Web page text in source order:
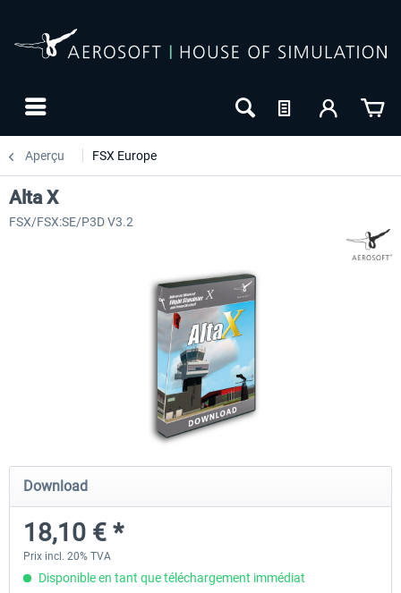
Aperçu FSX Europe
Mega Airport Frankfurt V2.0
30,20 € *
Mega Airport Berlin
Alta X
FSX/FSX:SE/P3D V3.2
Download
18,10 € *
Prix incl. 20% TVA
Disponible en tant que téléchargement immédiat